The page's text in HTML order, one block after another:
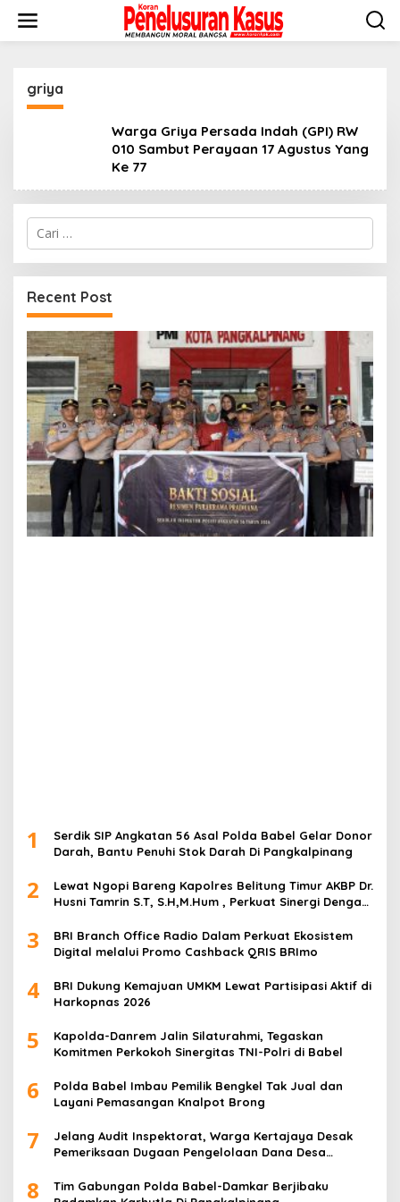
konten
griya
Warga Griya Persada Indah (GPI) RW
010 Sambut Perayaan 17 Agustus Yang
Ke 77
Cari
untuk:
Recent Post
1
Serdik SIP Angkatan 56 Asal Polda Babel Gelar Donor
Darah, Bantu Penuhi Stok Darah Di Pangkalpinang
2
Lewat Ngopi Bareng Kapolres Belitung Timur AKBP Dr.
Husni Tamrin S.T, S.H,M.Hum , Perkuat Sinergi Dengan
3
BRI Branch Office Radio Dalam Perkuat Ekosistem
Digital melalui Promo Cashback QRIS BRImo
4
BRI Dukung Kemajuan UMKM Lewat Partisipasi Aktif di
Harkopnas 2026
5
Kapolda-Danrem Jalin Silaturahmi, Tegaskan
Komitmen Perkokoh Sinergitas TNI-Polri di Babel
6
Polda Babel Imbau Pemilik Bengkel Tak Jual dan
Layani Pemasangan Knalpot Brong
7
Jelang Audit Inspektorat, Warga Kertajaya Desak
Pemeriksaan Dugaan Pengelolaan Dana Desa
8
Tim Gabungan Polda Babel-Damkar Berjibaku